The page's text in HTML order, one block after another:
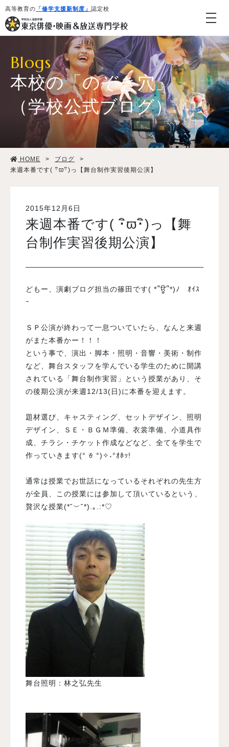
高等教育の 「修学支援新制度」 認定校
学校紹介・教育システム
専攻・コース紹介
就職・デビュー
学校情報
訪問者別メニュー
Blogs
本校の「のぞき穴」
（学校公式ブログ）
HOME > ブログ
>
来週本番です( ･ิϖ･ิ)っ【舞台制作実習後期公演】
2015年12月6日
来週本番です( ･ิϖ･ิ)っ【舞
台制作実習後期公演】
どもー、演劇ブログ担当の篠田です( *՞ਊ՞*)ﾉ ｵｲｽ
ｰ
ＳＰ公演が終わって一息ついていたら、なんと来週
がまた本番かー！！！
という事で、演出・脚本・照明・音響・美術・制作
など、舞台スタッフを学んでいる学生のために開講
されている「舞台制作実習」という授業があり、そ
の後期公演が来週12/13(日)に本番を迎えます。
題材選び、キャスティング、セットデザイン、照明
デザイン、ＳＥ・ＢＧＭ準備、衣裳準備、小道具作
成、チラシ・チケット作成などなど、全てを学生で
作っていきます(° ꈊ °)✧˖°ｵﾎｯ!
通常は授業でお世話になっているそれぞれの先生方
が全員、この授業には参加して頂いているという、
贅沢な授業(*˘︶˘*).｡.:*♡
舞台照明：林之弘先生